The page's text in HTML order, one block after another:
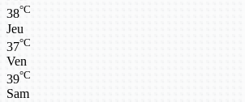
38°C
Jeu
37°C
Ven
39°C
Sam